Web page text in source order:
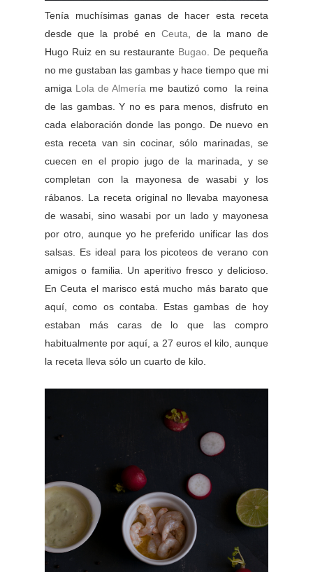
Tenía muchísimas ganas de hacer esta receta
desde que la probé en Ceuta, de la mano de
Hugo Ruiz en su restaurante Bugao. De pequeña
no me gustaban las gambas y hace tiempo que mi
amiga Lola de Almería me bautizó como la reina
de las gambas. Y no es para menos, disfruto en
cada elaboración donde las pongo. De nuevo en
esta receta van sin cocinar, sólo marinadas, se
cuecen en el propio jugo de la marinada, y se
completan con la mayonesa de wasabi y los
rábanos. La receta original no llevaba mayonesa
de wasabi, sino wasabi por un lado y mayonesa
por otro, aunque yo he preferido unificar las dos
salsas. Es ideal para los picoteos de verano con
amigos o familia. Un aperitivo fresco y delicioso.
En Ceuta el marisco está mucho más barato que
aquí, como os contaba. Estas gambas de hoy
estaban más caras de lo que las compro
habitualmente por aquí, a 27 euros el kilo, aunque
la receta lleva sólo un cuarto de kilo.